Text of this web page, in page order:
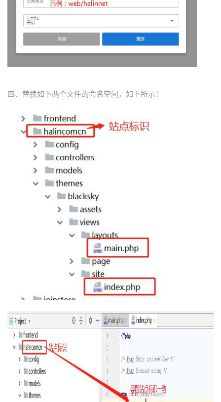
四、替换如下两个文件的命名空间，如下所示：